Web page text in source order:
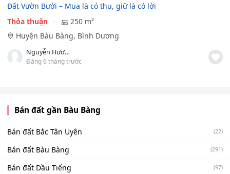
Đất Vườn Bưởi – Mua là có thu, giữ là có lời
Thỏa thuận
250 m²
Huyện Bàu Bàng, Bình Dương
Nguyễn Hương Diệu
Đăng 6 tháng trước
Bán đất gần Bàu Bàng
Bán đất Bắc Tân Uyên (22)
Bán đất Bàu Bàng (291)
Bán đất Dầu Tiếng (97)